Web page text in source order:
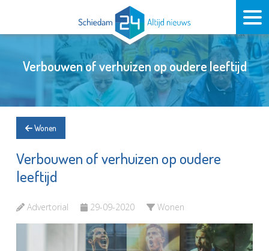
Verbouwen of verhuizen op oudere leeftijd
Wonen
Verbouwen of verhuizen op oudere
leeftijd
Advertorial 29-09-2020 Wonen